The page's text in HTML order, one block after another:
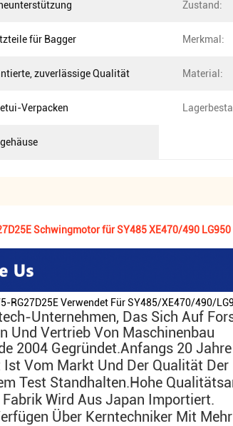
Zustand:
für Bagger Merkmal:
zuverlässige Qualität Material:
Verpacken
Schwingmotor für SY485 XE470/490 LG950
RG27D25E Verwendet Für SY485/XE470/490/
Unternehmen, Das Sich Auf
Und Vertrieb Von Maschinenbau
2004 Gegründet.Anfangs 20
Ist Vom Markt Und Der Qualität Der
Test Standhalten.Hohe
Wird Aus Japan Importiert.
Über Kerntechniker Mit